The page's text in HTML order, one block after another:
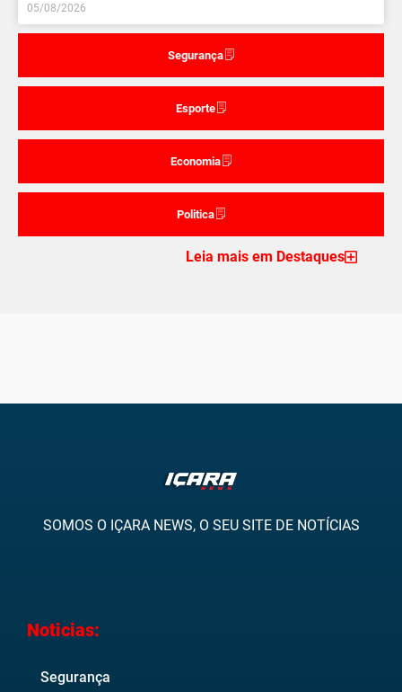
Segurança
Esporte
Economia
Politica
05/08/2026
Leia mais em Destaques
SOMOS O IÇARA NEWS, O SEU SITE DE NOTÍCIAS
Noticias:
Segurança